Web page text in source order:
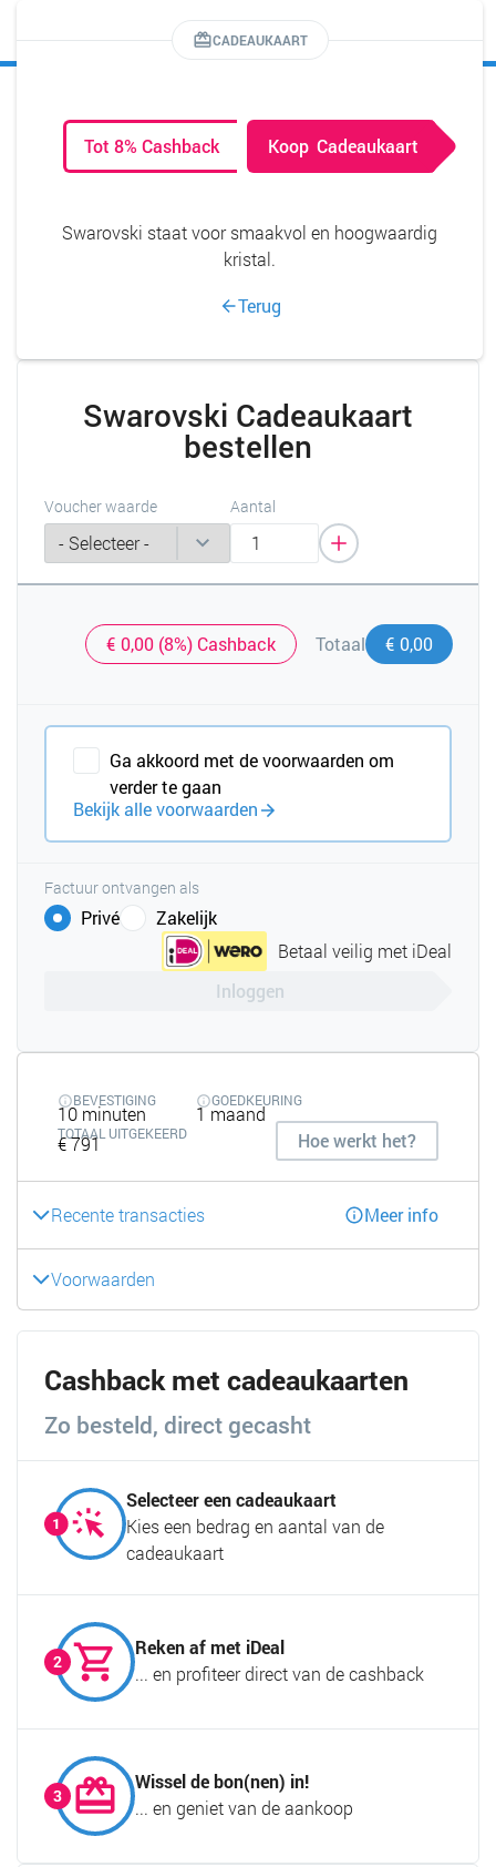
Cashback met cadeaukaarten
Zo besteld, direct gecasht
Selecteer een cadeaukaart
Kies een bedrag en aantal van de
cadeaukaart
Reken af met iDeal
... en profiteer direct van de cashback
Wissel de bon(nen) in!
... en geniet van de aankoop
CADEAUKAART
Tot 8% Cashback Koop Cadeaukaart
Swarovski staat voor smaakvol en hoogwaardig
kristal.
Terug
Swarovski Cadeaukaart
bestellen
Voucher waarde Aantal
€ 0,00 (8%) Cashback Totaal € 0,00
Ga akkoord met de voorwaarden om
verder te gaan
Bekijk alle voorwaarden
Factuur ontvangen als
Privé
Zakelijk
Betaal veilig met iDeal
Inloggen
BEVESTIGING
10 minuten
GOEDKEURING
1 maand
TOTAAL UITGEKEERD
€ 791 Hoe werkt het?
Recente transacties Meer info
Voorwaarden